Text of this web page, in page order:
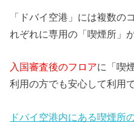
「ドバイ空港」には複数の
れぞれに専用の「喫煙所」
入国審査後のフロアに「喫
利用の方でも安心して利用
ドバイ空港内にある喫煙所